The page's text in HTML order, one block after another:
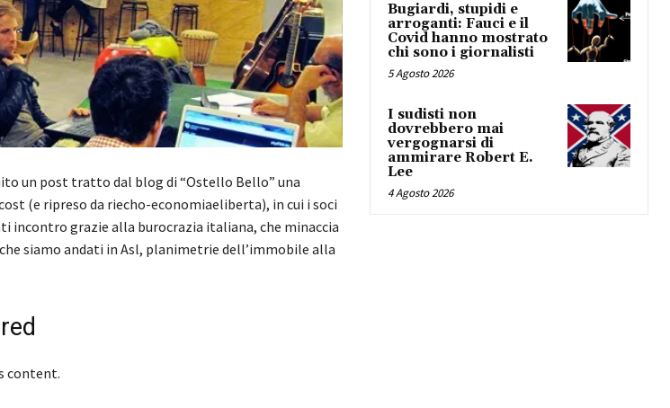
un post tratto dal blog di “Ostello Bello” una
(e ripreso da riecho-economiaeliberta), in cui i soci
incontro grazie alla burocrazia italiana, che minaccia
siamo andati in Asl, planimetrie dell’immobile alla
content.
Bugiardi, stupidi e
arroganti: Fauci e il
Covid hanno mostrato
chi sono i giornalisti
5 Agosto 2026
I sudisti non
dovrebbero mai
vergognarsi di
ammirare Robert E.
Lee
4 Agosto 2026